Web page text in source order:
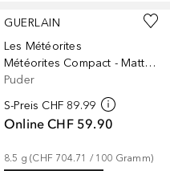
GUERLAIN
Les Météorites
Météorites Compact - Mattierend und Fixierend
Puder
S-Preis CHF 89.99
Online CHF 59.90
8.5 g (CHF 704.71 / 100 Gramm)